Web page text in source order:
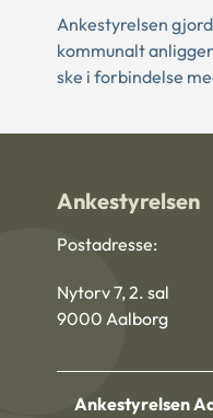
Ankestyrelsen
kommunalt
ske i forbindelse
Ankestyrelsen
Postadresse:
Nytorv 7, 2. sal
9000 Aalborg
Ankestyrelsen